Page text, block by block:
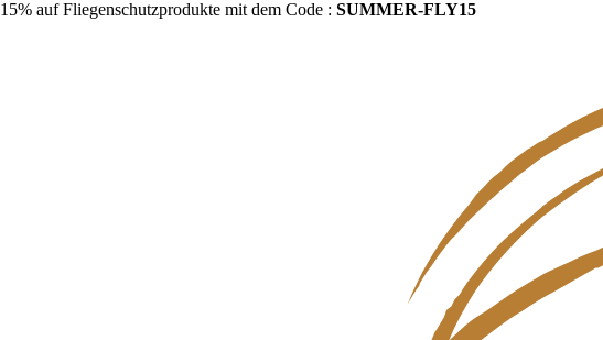
15% auf Fliegenschutzprodukte mit dem Code : SUMMER-FLY15